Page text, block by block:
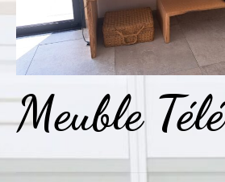
Meuble Télé